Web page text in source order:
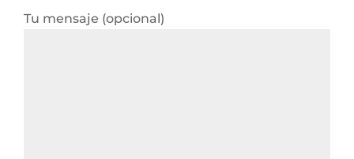
Tu mensaje (opcional)